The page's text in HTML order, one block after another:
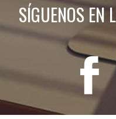
SÍGUENOS EN